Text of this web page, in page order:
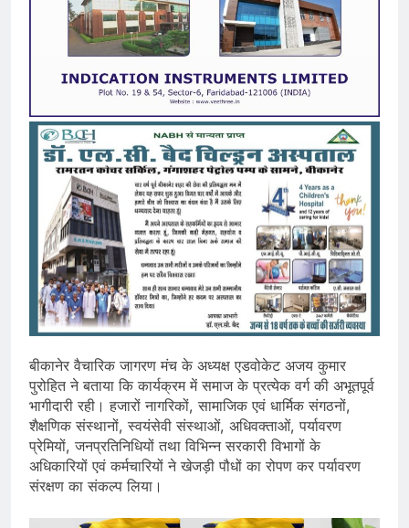
बीकानेर वैचारिक जागरण मंच के अध्यक्ष एडवोकेट अजय कुमार
पुरोहित ने बताया कि कार्यक्रम में समाज के प्रत्येक वर्ग की अभूतपूर्व
भागीदारी रही। हजारों नागरिकों, सामाजिक एवं धार्मिक संगठनों,
शैक्षणिक संस्थानों, स्वयंसेवी संस्थाओं, अधिवक्ताओं, पर्यावरण
प्रेमियों, जनप्रतिनिधियों तथा विभिन्न सरकारी विभागों के
अधिकारियों एवं कर्मचारियों ने खेजड़ी पौधों का रोपण कर पर्यावरण
संरक्षण का संकल्प लिया।